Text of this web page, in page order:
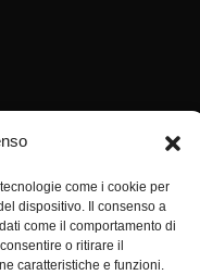
come i cookie per
dispositivo. Il consenso a
come il comportamento di
o ritirare il
caratteristiche e funzioni.